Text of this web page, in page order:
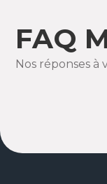
FAQ
Nos réponses